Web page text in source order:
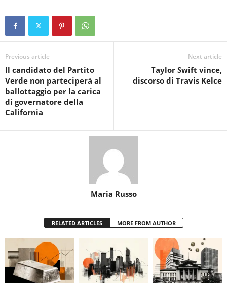
Previous article
Il candidato del Partito
Verde non parteciperà al
ballottaggio per la carica
di governatore della
California
Next article
Taylor Swift vince,
discorso di Travis Kelce
Maria Russo
RELATED ARTICLES MORE FROM AUTHOR